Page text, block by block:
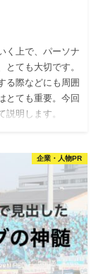
く上で、パーソナ
ても大切です。
る際などにも周囲
とても重要。今回
説明します。
企業・人物PR